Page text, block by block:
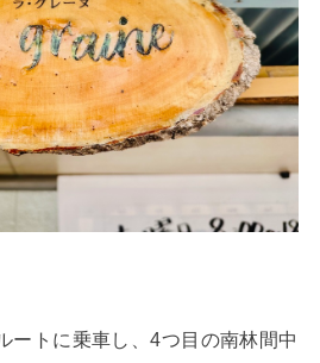
ートに乗車し、4つ目の南林間中